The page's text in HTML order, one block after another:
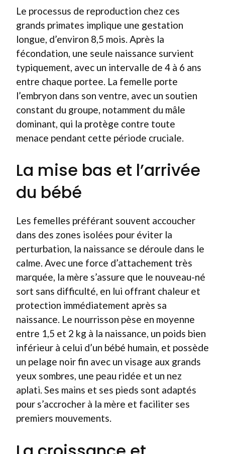
Le processus de reproduction chez ces
grands primates implique une gestation
longue, d’environ 8,5 mois. Après la
fécondation, une seule naissance survient
typiquement, avec un intervalle de 4 à 6 ans
entre chaque portee. La femelle porte
l’embryon dans son ventre, avec un soutien
constant du groupe, notamment du mâle
dominant, qui la protège contre toute
menace pendant cette période cruciale.
La mise bas et l’arrivée
du bébé
Les femelles préférant souvent accoucher
dans des zones isolées pour éviter la
perturbation, la naissance se déroule dans le
calme. Avec une force d’attachement très
marquée, la mère s’assure que le nouveau-né
sort sans difficulté, en lui offrant chaleur et
protection immédiatement après sa
naissance. Le nourrisson pèse en moyenne
entre 1,5 et 2 kg à la naissance, un poids bien
inférieur à celui d’un bébé humain, et possède
un pelage noir fin avec un visage aux grands
yeux sombres, une peau ridée et un nez
aplati. Ses mains et ses pieds sont adaptés
pour s’accrocher à la mère et faciliter ses
premiers mouvements.